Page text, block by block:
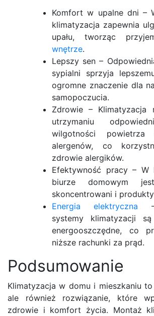
Komfort w upalne dni –
klimatyzacja zapewnia
upału, tworząc
wnętrze.
Lepszy sen –
sypialni sprzyja
ogromne znaczenie dla
samopoczucia.
Zdrowie –
utrzymaniu
wilgotności powietrza
alergenów, co
zdrowie alergików.
Efektywność pracy – W
biurze domowym
skoncentrowani i
Energia
elektryczna –
systemy klimatyzacji
energooszczędne, co
niższe rachunki za prąd.
Podsumowanie
Klimatyzacja w domu i mieszkaniu
ale również rozwiązanie, które
zdrowie i komfort życia. Montaż